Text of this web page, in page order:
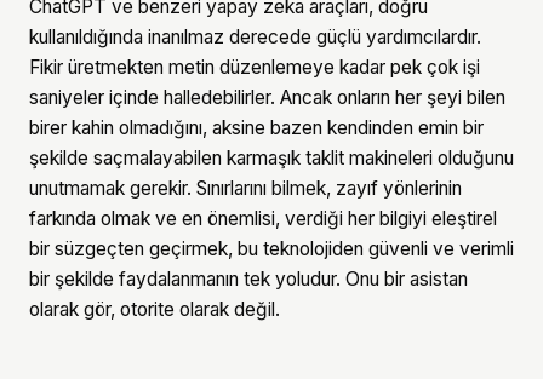
ChatGPT ve benzeri yapay zeka araçları, doğru
kullanıldığında inanılmaz derecede güçlü yardımcılardır.
Fikir üretmekten metin düzenlemeye kadar pek çok işi
saniyeler içinde halledebilirler. Ancak onların her şeyi bilen
birer kahin olmadığını, aksine bazen kendinden emin bir
şekilde saçmalayabilen karmaşık taklit makineleri olduğunu
unutmamak gerekir. Sınırlarını bilmek, zayıf yönlerinin
farkında olmak ve en önemlisi, verdiği her bilgiyi eleştirel
bir süzgeçten geçirmek, bu teknolojiden güvenli ve verimli
bir şekilde faydalanmanın tek yoludur. Onu bir asistan
olarak gör, otorite olarak değil.